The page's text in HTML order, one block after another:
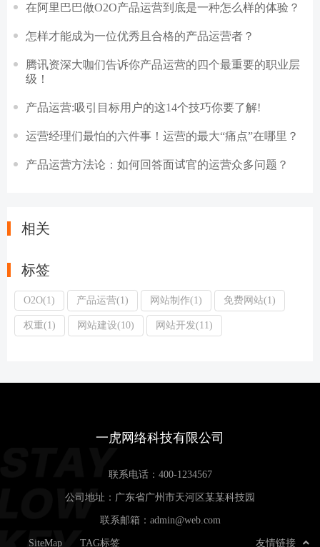
在阿里巴巴做O2O产品运营到底是一种怎么样的体验？
怎样才能成为一位优秀且合格的产品运营者？
腾讯资深大咖们告诉你产品运营的四个最重要的职业层
级！
产品运营:吸引目标用户的这14个技巧你要了解!
运营经理们最怕的六件事！运营的最大“痛点”在哪里？
产品运营方法论：如何回答面试官的运营众多问题？
相关
标签
O2O(1) 产品运营(1) 网站制作(1) 免费网站(1)
权重(1) 网站建设(10) 网站开发(11)
一虎网络科技有限公司
联系电话： 400-1234567
公司地址：广东省广州市天河区某某科技园
联系邮箱： admin@web.com
友情链接
SiteMap TAG标签